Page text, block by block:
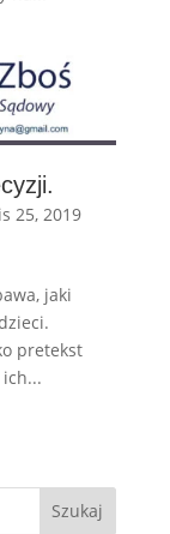
25, 2019
jaki
pretekst